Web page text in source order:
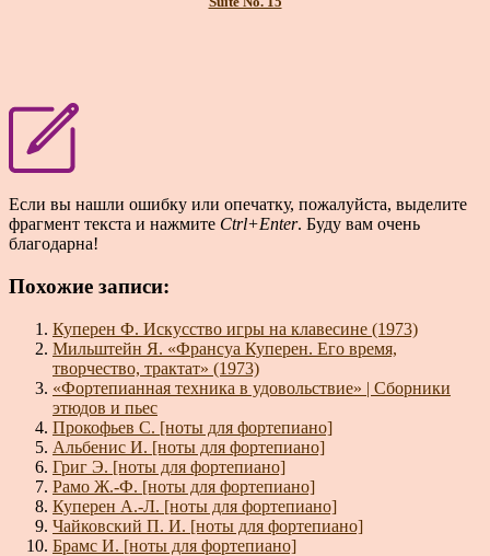
Если вы нашли ошибку или опечатку, пожалуйста, выделите
фрагмент текста и нажмите Ctrl+Enter. Буду вам очень
благодарна!
Похожие записи:
Куперен Ф. Искусство игры на клавесине (1973)
Мильштейн Я. «Франсуа Куперен. Его время,
творчество, трактат» (1973)
«Фортепианная техника в удовольствие» | Сборники
этюдов и пьес
Прокофьев С. [ноты для фортепиано]
Альбенис И. [ноты для фортепиано]
Григ Э. [ноты для фортепиано]
Рамо Ж.-Ф. [ноты для фортепиано]
Куперен А.-Л. [ноты для фортепиано]
Чайковский П. И. [ноты для фортепиано]
Брамс И. [ноты для фортепиано]